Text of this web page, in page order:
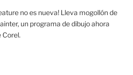
no es nueva! Lleva mogollón de
un programa de dibujo ahora
Corel.